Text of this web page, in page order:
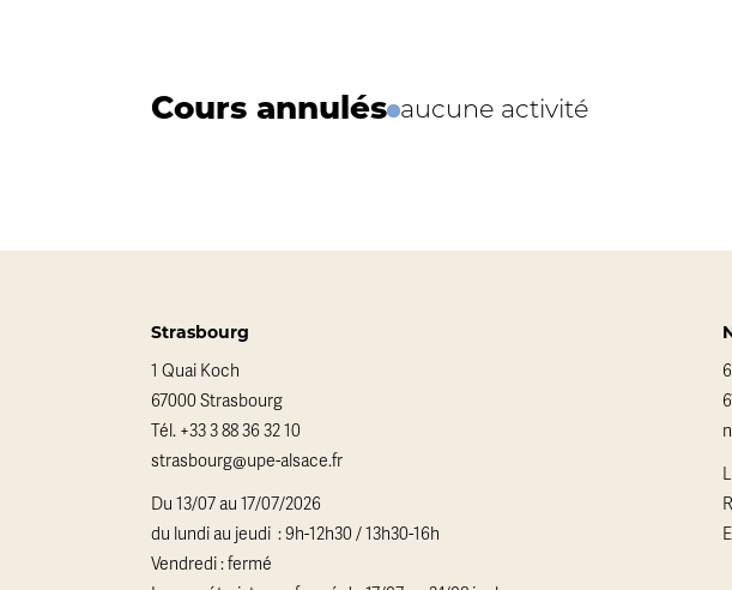
Cours annulés aucune activité
Strasbourg
1 Quai Koch
67000 Strasbourg
Tél. +33 3 88 36 32 10
strasbourg@upe-alsace.fr
Du 13/07 au 17/07/2026
du lundi au jeudi : 9h-12h30 / 13h30-16h
Vendredi : fermé